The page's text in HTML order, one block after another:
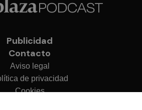
Publicidad
Contacto
Aviso legal
de privacidad
Cookies